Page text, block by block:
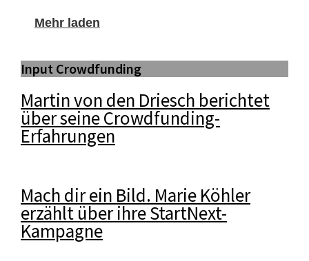
Mehr laden
Input Crowdfunding
Martin von den Driesch berichtet
über seine Crowdfunding-
Erfahrungen
Mach dir ein Bild. Marie Köhler
erzählt über ihre StartNext-
Kampagne